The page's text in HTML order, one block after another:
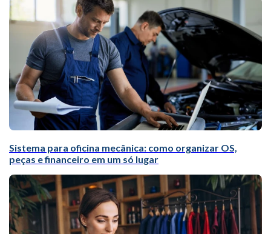
Sistema para oficina mecânica: como organizar OS,
peças e financeiro em um só lugar